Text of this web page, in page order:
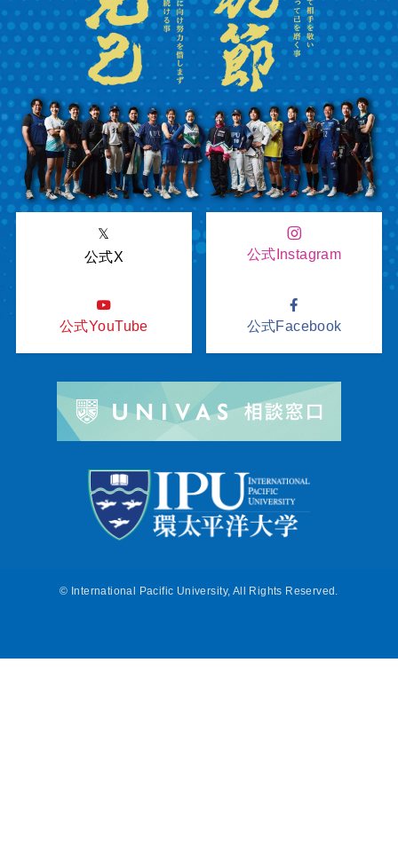
𝕏
公式X
公式Instagram
公式YouTube 公式Facebook
© International Pacific University, All Rights Reserved.